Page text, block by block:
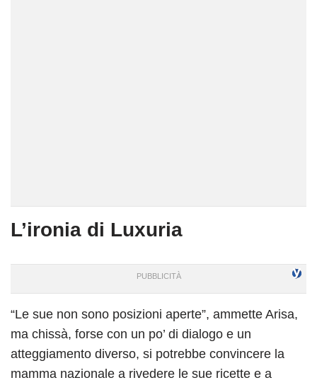
L’ironia di Luxuria
“Le sue non sono posizioni aperte”, ammette Arisa,
ma chissà, forse con un po’ di dialogo e un
atteggiamento diverso, si potrebbe convincere la
mamma nazionale a rivedere le sue ricette e a